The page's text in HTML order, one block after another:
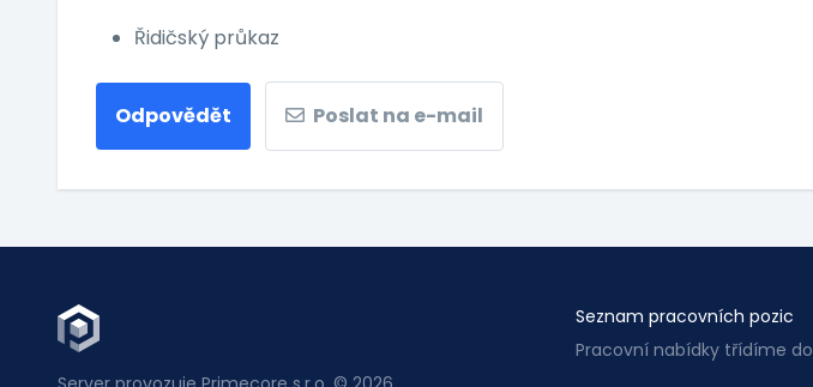
Řidičský průkaz
Odpovědět Poslat na e-mail
Seznam pracovních pozic
Pracovní nabídky třídíme do